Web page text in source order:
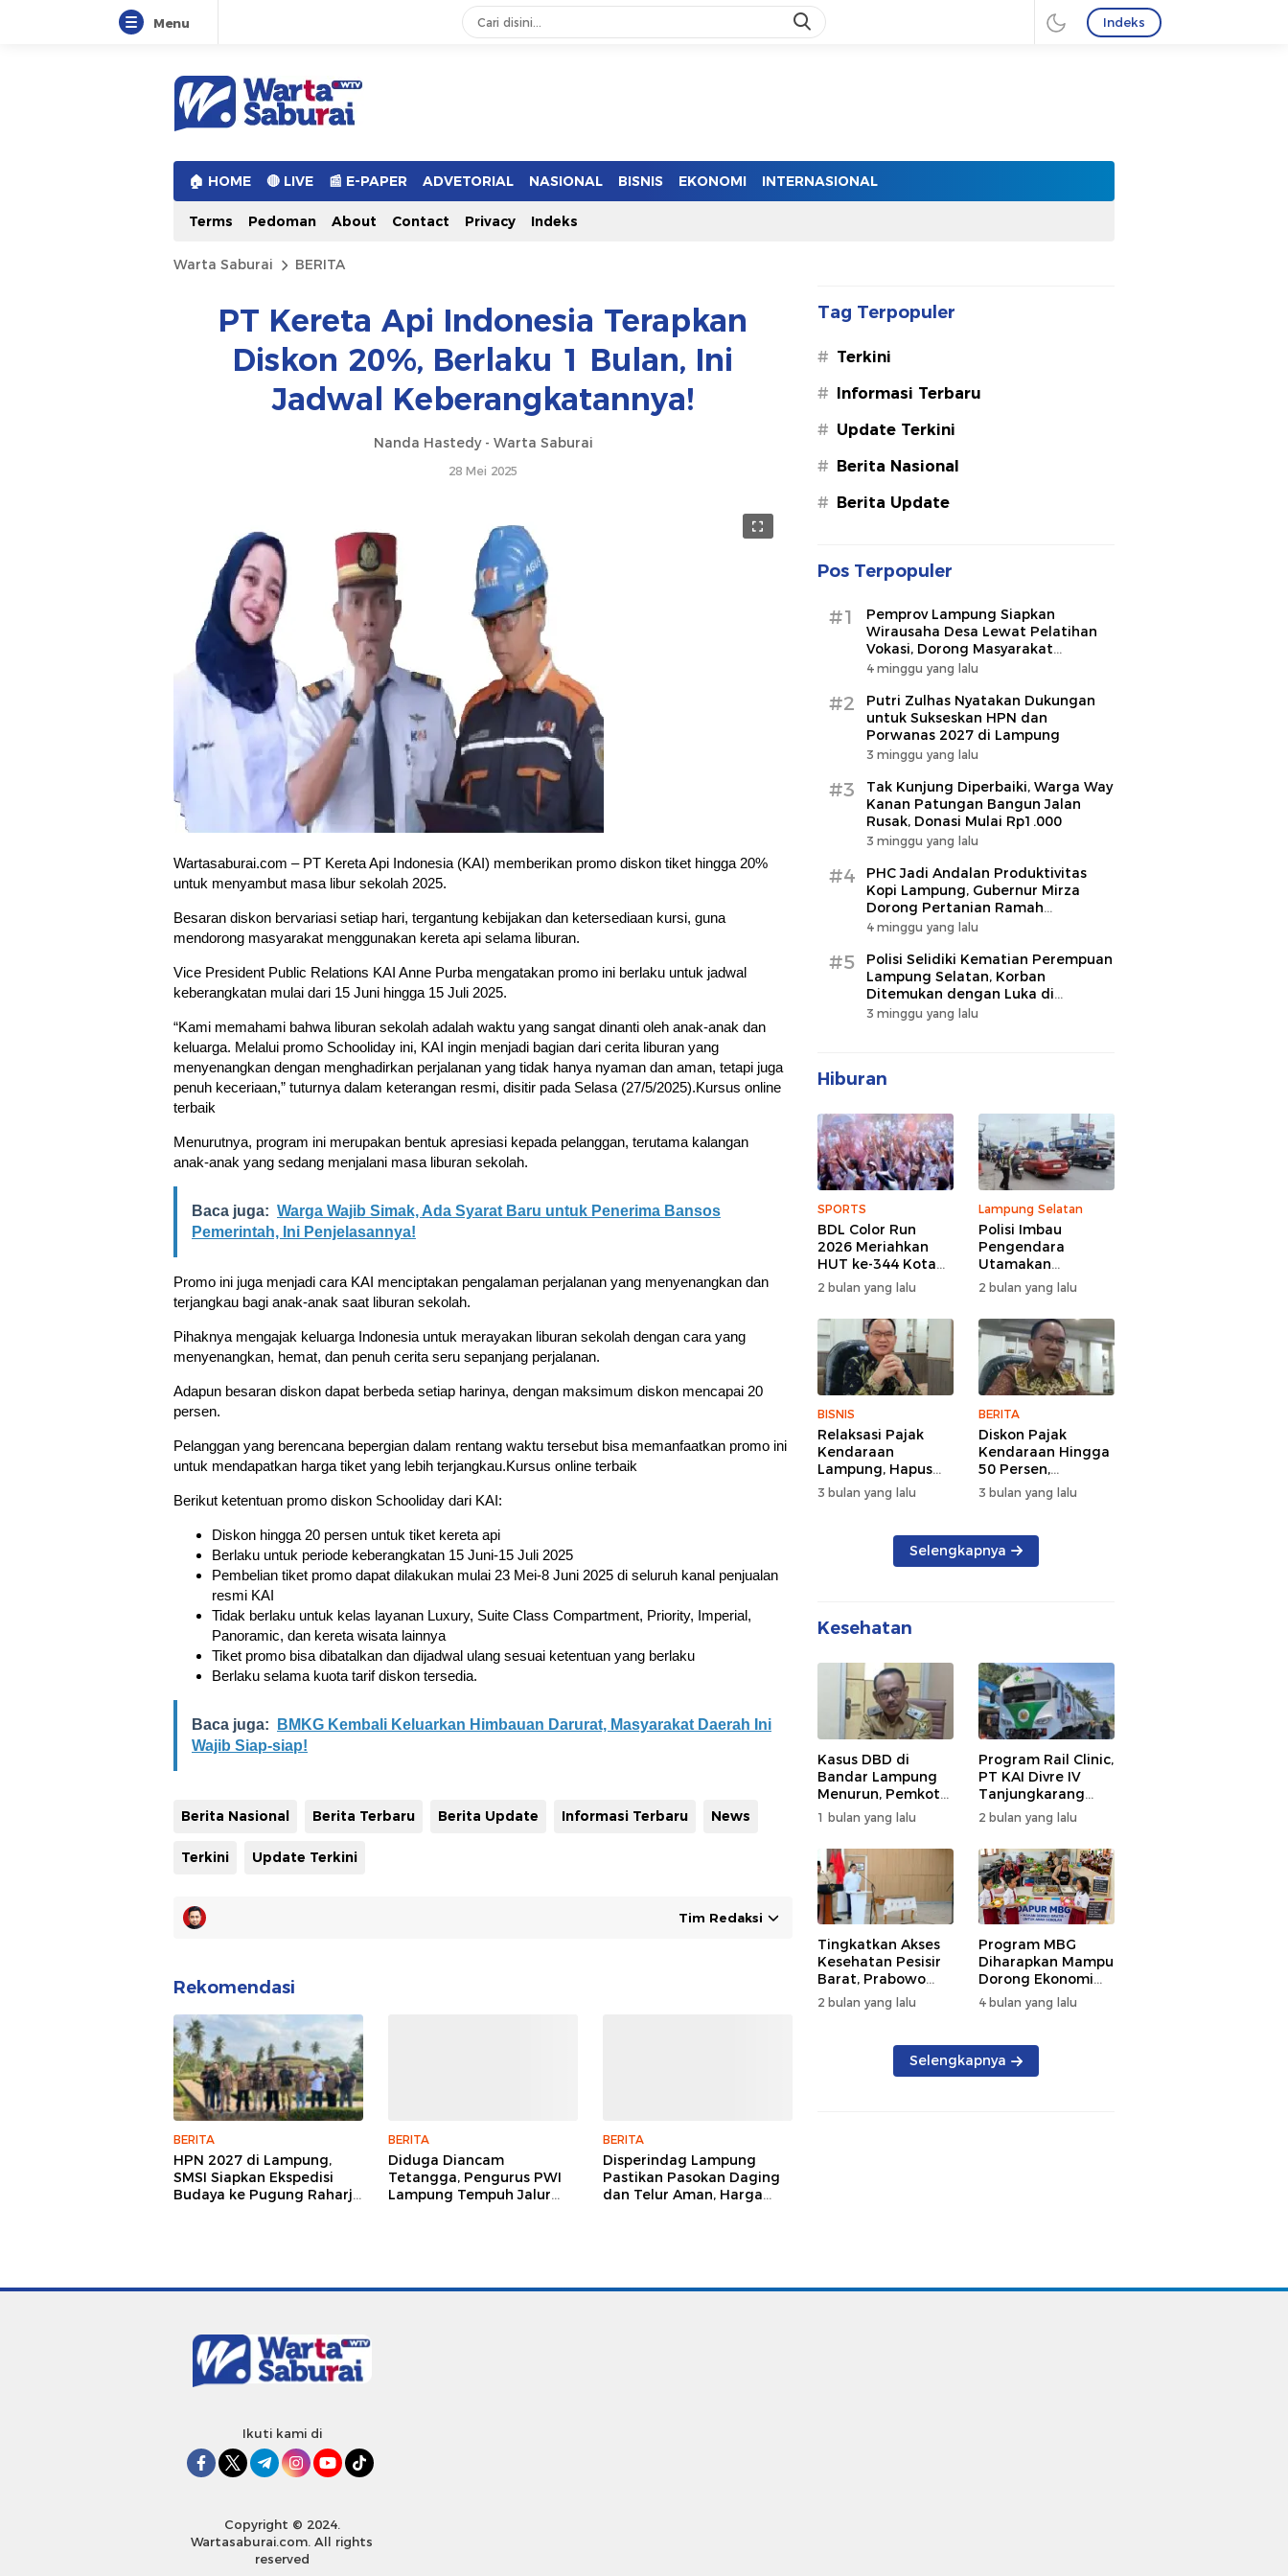
Menu Indeks
Warta Saburai
Sumber Informasi Terkini
🏠︎ HOME 🔴 LIVE 📰 E-PAPER ADVETORIAL NASIONAL BISNIS EKONOMI INTERNASIONAL
Terms Pedoman About Contact Privacy Indeks
Warta Saburai BERITA
PT Kereta Api Indonesia Terapkan
Diskon 20%, Berlaku 1 Bulan, Ini
Jadwal Keberangkatannya!
Nanda Hastedy - Warta Saburai
28 Mei 2025
Wartasaburai.com – PT Kereta Api Indonesia (KAI) memberikan promo diskon tiket hingga 20%
untuk menyambut masa libur sekolah 2025.
Besaran diskon bervariasi setiap hari, tergantung kebijakan dan ketersediaan kursi, guna
mendorong masyarakat menggunakan kereta api selama liburan.
Vice President Public Relations KAI Anne Purba mengatakan promo ini berlaku untuk jadwal
keberangkatan mulai dari 15 Juni hingga 15 Juli 2025.
“Kami memahami bahwa liburan sekolah adalah waktu yang sangat dinanti oleh anak-anak dan
keluarga. Melalui promo Schooliday ini, KAI ingin menjadi bagian dari cerita liburan yang
menyenangkan dengan menghadirkan perjalanan yang tidak hanya nyaman dan aman, tetapi juga
penuh keceriaan,” tuturnya dalam keterangan resmi, disitir pada Selasa (27/5/2025).Kursus online
terbaik
Menurutnya, program ini merupakan bentuk apresiasi kepada pelanggan, terutama kalangan
anak-anak yang sedang menjalani masa liburan sekolah.
Baca juga: Warga Wajib Simak, Ada Syarat Baru untuk Penerima Bansos
Pemerintah, Ini Penjelasannya!
Promo ini juga menjadi cara KAI menciptakan pengalaman perjalanan yang menyenangkan dan
terjangkau bagi anak-anak saat liburan sekolah.
Pihaknya mengajak keluarga Indonesia untuk merayakan liburan sekolah dengan cara yang
menyenangkan, hemat, dan penuh cerita seru sepanjang perjalanan.
Adapun besaran diskon dapat berbeda setiap harinya, dengan maksimum diskon mencapai 20
persen.
Pelanggan yang berencana bepergian dalam rentang waktu tersebut bisa memanfaatkan promo ini
untuk mendapatkan harga tiket yang lebih terjangkau.Kursus online terbaik
Berikut ketentuan promo diskon Schooliday dari KAI:
Diskon hingga 20 persen untuk tiket kereta api
Berlaku untuk periode keberangkatan 15 Juni-15 Juli 2025
Pembelian tiket promo dapat dilakukan mulai 23 Mei-8 Juni 2025 di seluruh kanal penjualan
resmi KAI
Tidak berlaku untuk kelas layanan Luxury, Suite Class Compartment, Priority, Imperial,
Panoramic, dan kereta wisata lainnya
Tiket promo bisa dibatalkan dan dijadwal ulang sesuai ketentuan yang berlaku
Berlaku selama kuota tarif diskon tersedia.
Baca juga:
BMKG Kembali Keluarkan Himbauan Darurat, Masyarakat Daerah Ini
Wajib Siap-siap!
Berita Nasional Berita Terbaru Berita Update Informasi Terbaru News
Terkini Update Terkini
Tim Redaksi
Rekomendasi
BERITA
HPN 2027 di Lampung,
SMSI Siapkan Ekspedisi
Budaya ke Pugung Raharjo
BERITA
Diduga Diancam
Tetangga, Pengurus PWI
Lampung Tempuh Jalur
BERITA
Disperindag Lampung
Pastikan Pasokan Daging
dan Telur Aman, Harga
Tag Terpopuler
# Terkini
# Informasi Terbaru
# Update Terkini
# Berita Nasional
# Berita Update
Pos Terpopuler
#1
Pemprov Lampung Siapkan
Wirausaha Desa Lewat Pelatihan
Vokasi, Dorong Masyarakat
Ciptakan Lapangan Kerja
4 minggu yang lalu
#2
Putri Zulhas Nyatakan Dukungan
untuk Sukseskan HPN dan
Porwanas 2027 di Lampung
3 minggu yang lalu
#3
Tak Kunjung Diperbaiki, Warga Way
Kanan Patungan Bangun Jalan
Rusak, Donasi Mulai Rp1.000
3 minggu yang lalu
#4
PHC Jadi Andalan Produktivitas
Kopi Lampung, Gubernur Mirza
Dorong Pertanian Ramah
Lingkungan
4 minggu yang lalu
#5
Polisi Selidiki Kematian Perempuan
Lampung Selatan, Korban
Ditemukan dengan Luka di
Belakang Kepala
3 minggu yang lalu
Hiburan
SPORTS
BDL Color Run
2026 Meriahkan
HUT ke-344 Kota
Bandar Lampung,
Wujud Semangat
Sehat dan
Kebersamaan
2 bulan yang lalu
Lampung Selatan
Polisi Imbau
Pengendara
Utamakan
Keselamatan di
Tengah Kepadatan
Lalu Lintas Pagi
Hari
2 bulan yang lalu
BISNIS
Relaksasi Pajak
Kendaraan
Lampung, Hapus
Denda dan Beri
Diskon BBN
3 bulan yang lalu
BERITA
Diskon Pajak
Kendaraan Hingga
50 Persen,
Lampung Genjot
Mutasi Kendaraan
3 bulan yang lalu
Selengkapnya
Kesehatan
Kasus DBD di
Bandar Lampung
Menurun, Pemkot
Genjot PSN
Wujudkan Nol
Kematian
1 bulan yang lalu
Program Rail Clinic,
PT KAI Divre IV
Tanjungkarang
Beri Layanan
Kesehatan Gratis
250 Warga
2 bulan yang lalu
Tingkatkan Akses
Kesehatan Pesisir
Barat, Prabowo
Resmikan RSUD KH
Muhammad Thohir
2 bulan yang lalu
Program MBG
Diharapkan Mampu
Dorong Ekonomi
Daerah, DPRD
Lampung Tekankan
Produk Lokal
4 bulan yang lalu
Selengkapnya
Ikuti kami di
Copyright © 2024.
Wartasaburai.com. All rights
reserved